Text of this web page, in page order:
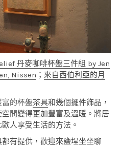
丹麥咖啡杯盤三件組 by Jen
Nissen ； 來自西伯利亞的月
的杯盤茶具和幾個擺件飾品，
間變得更加豐富及溫暖。將居
人享受生活的方法。
有提供，歡迎來鹽埕坐坐聊